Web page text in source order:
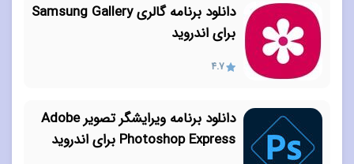
دانلود برنامه گالری Samsung Gallery
برای اندروید
4.7
دانلود برنامه ویرایشگر تصویر Adobe
Photoshop Express برای اندروید